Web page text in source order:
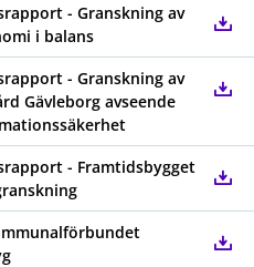
- Granskning av
i balans
- Granskning av
Gävleborg avseende
- Framtidsbygget